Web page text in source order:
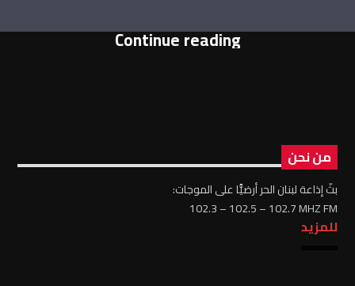
Continue reading
من نحن
بثّ إذاعة لبنان الحر أرضيًّا على الموجات:
102.3 – 102.5 – 102.7 MHZ FM
للمزيد